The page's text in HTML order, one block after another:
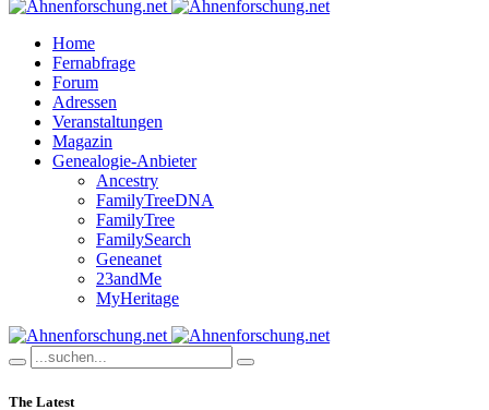
Home
Fernabfrage
Forum
Adressen
Veranstaltungen
Magazin
Genealogie-Anbieter
Ancestry
FamilyTreeDNA
FamilyTree
FamilySearch
Geneanet
23andMe
MyHeritage
The Latest